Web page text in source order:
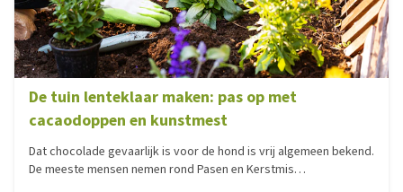
De tuin lenteklaar maken: pas op met
cacaodoppen en kunstmest
Dat chocolade gevaarlijk is voor de hond is vrij algemeen bekend.
De meeste mensen nemen rond Pasen en Kerstmis